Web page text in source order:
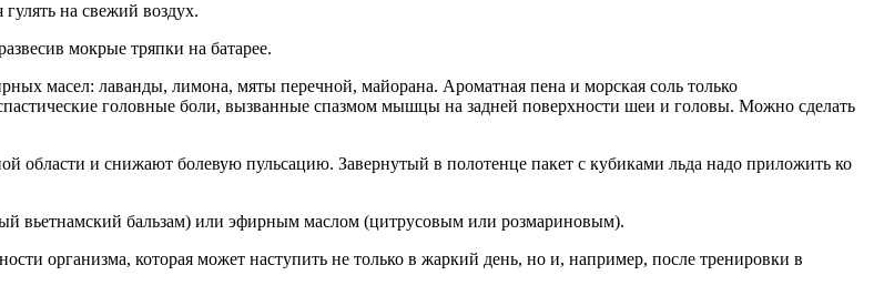
на свежий воздух.
мокрые тряпки на батарее.
масел: лаванды, лимона, мяты перечной, майорана. Ароматная пена и морская соль только
головные боли, вызванные спазмом мышцы на задней поверхности шеи и головы. Можно сделать
области и снижают болевую пульсацию. Завернутый в полотенце пакет с кубиками льда надо приложить ко
вьетнамский бальзам) или эфирным маслом (цитрусовым или розмариновым).
организма, которая может наступить не только в жаркий день, но и, например, после тренировки в